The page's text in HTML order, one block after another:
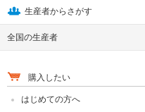
生産者からさがす
全国の生産者
購入したい
はじめての方へ